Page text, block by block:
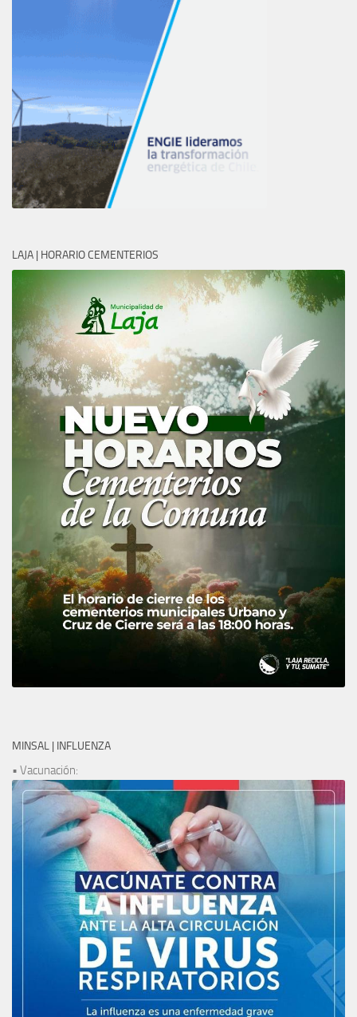
LAJA | HORARIO CEMENTERIOS
MINSAL | INFLUENZA
• Vacunación: